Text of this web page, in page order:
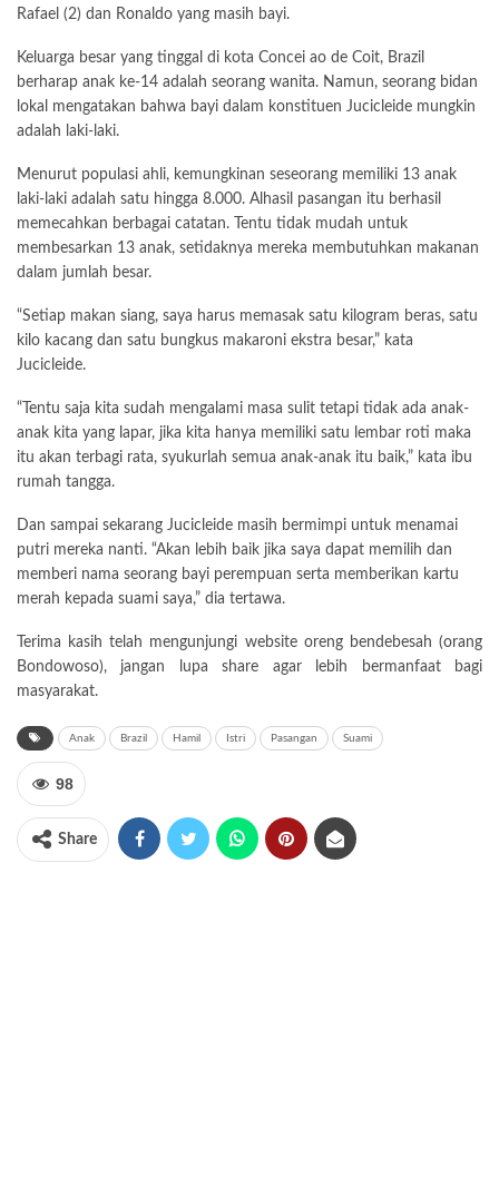
Rafael (2) dan Ronaldo yang masih bayi.
Keluarga besar yang tinggal di kota Concei ao de Coit, Brazil
berharap anak ke-14 adalah seorang wanita. Namun, seorang bidan
lokal mengatakan bahwa bayi dalam konstituen Jucicleide mungkin
adalah laki-laki.
Menurut populasi ahli, kemungkinan seseorang memiliki 13 anak
laki-laki adalah satu hingga 8.000. Alhasil pasangan itu berhasil
memecahkan berbagai catatan. Tentu tidak mudah untuk
membesarkan 13 anak, setidaknya mereka membutuhkan makanan
dalam jumlah besar.
“Setiap makan siang, saya harus memasak satu kilogram beras, satu
kilo kacang dan satu bungkus makaroni ekstra besar,” kata
Jucicleide.
“Tentu saja kita sudah mengalami masa sulit tetapi tidak ada anak-
anak kita yang lapar, jika kita hanya memiliki satu lembar roti maka
itu akan terbagi rata, syukurlah semua anak-anak itu baik,” kata ibu
rumah tangga.
Dan sampai sekarang Jucicleide masih bermimpi untuk menamai
putri mereka nanti. “Akan lebih baik jika saya dapat memilih dan
memberi nama seorang bayi perempuan serta memberikan kartu
merah kepada suami saya,” dia tertawa.
Terima kasih telah mengunjungi website oreng bendebesah (orang
Bondowoso), jangan lupa share agar lebih bermanfaat bagi
masyarakat.
Anak Brazil Hamil Istri Pasangan Suami
98
Share